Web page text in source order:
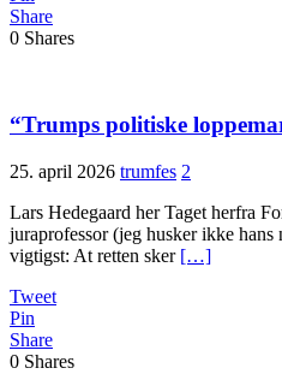
Share
0 Shares
“Trumps politiske
25. april 2026 trumfes 2
Lars Hedegaard her Taget herfra
juraprofessor (jeg husker ikke hans
vigtigst: At retten sker […]
Tweet
Pin
Share
0 Shares